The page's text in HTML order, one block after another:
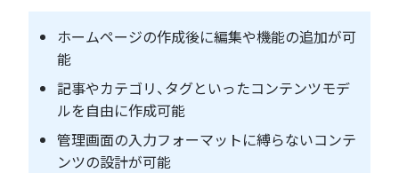
ホームページの作成後に編集や機能の追加が可
能
記事やカテゴリ、タグといったコンテンツモデ
ルを自由に作成可能
管理画面の入力フォーマットに縛らないコンテ
ンツの設計が可能